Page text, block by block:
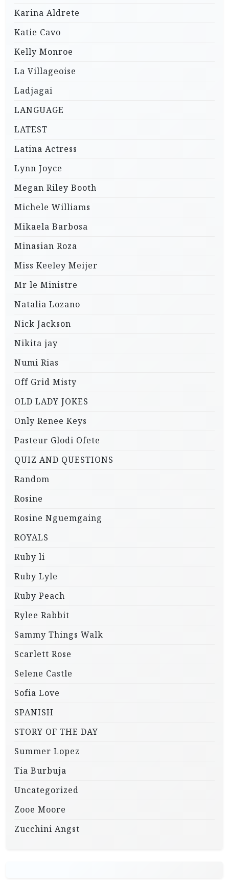
Karina Aldrete
Katie Cavo
Kelly Monroe
La Villageoise
Ladjagai
LANGUAGE
LATEST
Latina Actress
Lynn Joyce
Megan Riley Booth
Michele Williams
Mikaela Barbosa
Minasian Roza
Miss Keeley Meijer
Mr le Ministre
Natalia Lozano
Nick Jackson
Nikita jay
Numi Rias
Off Grid Misty
OLD LADY JOKES
Only Renee Keys
Pasteur Glodi Ofete
QUIZ AND QUESTIONS
Random
Rosine
Rosine Nguemgaing
ROYALS
Ruby li
Ruby Lyle
Ruby Peach
Rylee Rabbit
Sammy Things Walk
Scarlett Rose
Selene Castle
Sofia Love
SPANISH
STORY OF THE DAY
Summer Lopez
Tia Burbuja
Uncategorized
Zooe Moore
Zucchini Angst